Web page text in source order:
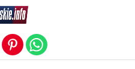
version